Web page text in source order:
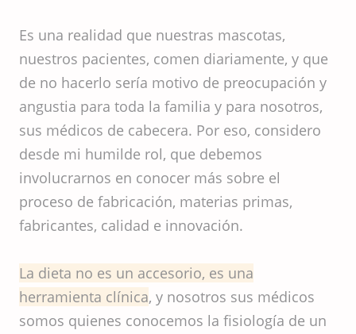
Es una realidad que nuestras mascotas,
nuestros pacientes, comen diariamente, y que
de no hacerlo sería motivo de preocupación y
angustia para toda la familia y para nosotros,
sus médicos de cabecera. Por eso, considero
desde mi humilde rol, que debemos
involucrarnos en conocer más sobre el
proceso de fabricación, materias primas,
fabricantes, calidad e innovación.
La dieta no es un accesorio, es una
herramienta clínica, y nosotros sus médicos
somos quienes conocemos la fisiología de un